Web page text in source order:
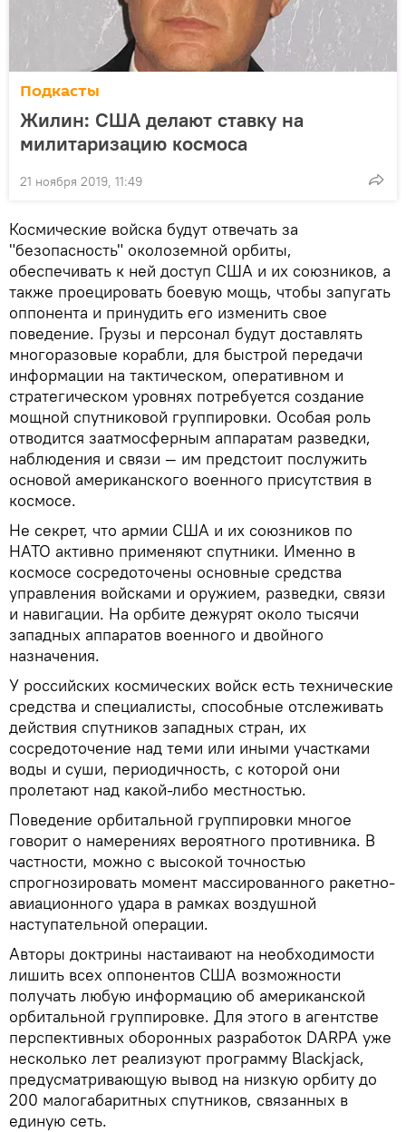
Подкасты
Жилин: США делают ставку на
милитаризацию космоса
21 ноября 2019, 11:49
Космические войска будут отвечать за
"безопасность" околоземной орбиты,
обеспечивать к ней доступ США и их союзников, а
также проецировать боевую мощь, чтобы запугать
оппонента и принудить его изменить свое
поведение. Грузы и персонал будут доставлять
многоразовые корабли, для быстрой передачи
информации на тактическом, оперативном и
стратегическом уровнях потребуется создание
мощной спутниковой группировки. Особая роль
отводится заатмосферным аппаратам разведки,
наблюдения и связи — им предстоит послужить
основой американского военного присутствия в
космосе.
Не секрет, что армии США и их союзников по
НАТО активно применяют спутники. Именно в
космосе сосредоточены основные средства
управления войсками и оружием, разведки, связи
и навигации. На орбите дежурят около тысячи
западных аппаратов военного и двойного
назначения.
У российских космических войск есть технические
средства и специалисты, способные отслеживать
действия спутников западных стран, их
сосредоточение над теми или иными участками
воды и суши, периодичность, с которой они
пролетают над какой-либо местностью.
Поведение орбитальной группировки многое
говорит о намерениях вероятного противника. В
частности, можно с высокой точностью
спрогнозировать момент массированного ракетно-
авиационного удара в рамках воздушной
наступательной операции.
Авторы доктрины настаивают на необходимости
лишить всех оппонентов США возможности
получать любую информацию об американской
орбитальной группировке. Для этого в агентстве
перспективных оборонных разработок DARPA уже
несколько лет реализуют программу Blackjack,
предусматривающую вывод на низкую орбиту до
200 малогабаритных спутников, связанных в
единую сеть.